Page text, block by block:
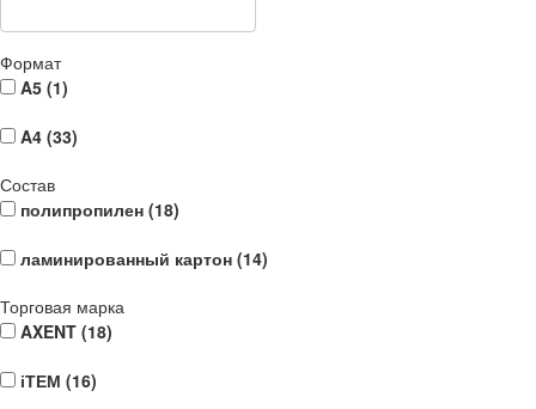
Формат
A5 (1)
A4 (33)
Состав
полипропилен (18)
ламинированный картон (14)
Торговая марка
AXENT (18)
іТЕМ (16)